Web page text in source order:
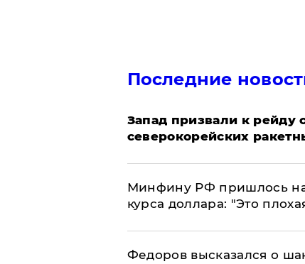
Последние
Запад призвали к рейду
северокорейских
Минфину РФ пришлось
курса доллара: "Это
Федоров высказался о